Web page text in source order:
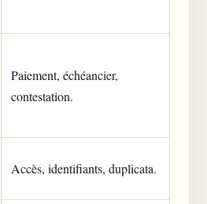
Paiement, échéancier,
contestation.
Accès, identifiants, duplicata.